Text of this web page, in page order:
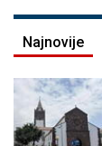
Najnovije